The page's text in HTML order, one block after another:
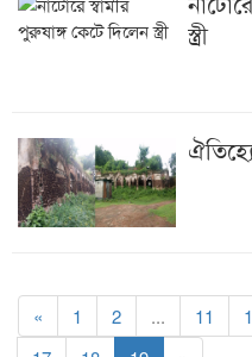
স্ত্রী
« 1 2 ... 11